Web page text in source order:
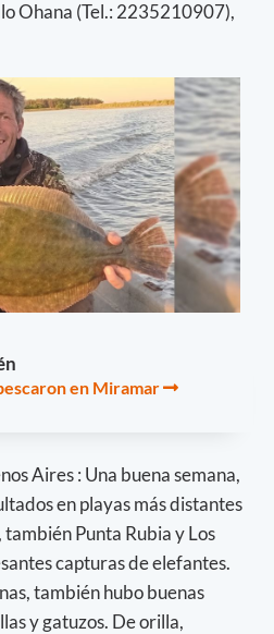
Ohana (Tel.: 2235210907),
en Miramar
Aires : Una buena semana,
en playas más distantes
Punta Rubia y Los
capturas de elefantes.
también hubo buenas
y gatuzos. De orilla,